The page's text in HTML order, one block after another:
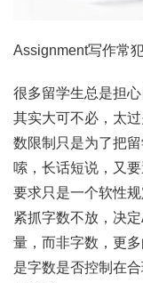
Assignment写作常
很多留学生总是担
其实大可不必，太
数限制只是为了把
嗦，长话短说，又
要求只是一个软性
紧抓字数不放，决
量，而非字数，更
是字数是否控制在